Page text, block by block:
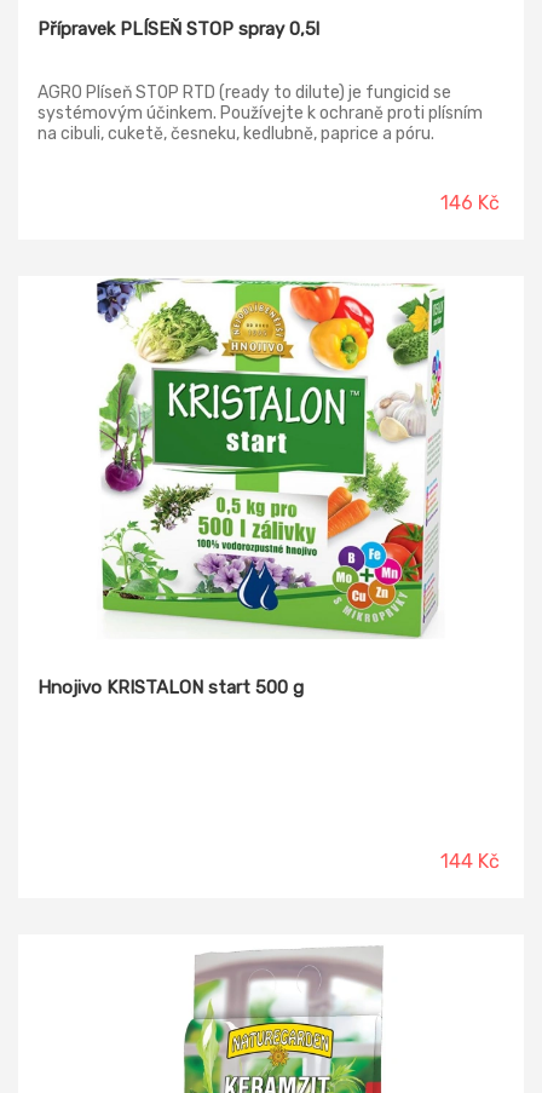
Přípravek PLÍSEŇ STOP spray 0,5l
AGRO Plíseň STOP RTD (ready to dilute) je fungicid se
systémovým účinkem. Používejte k ochraně proti plísním
na cibuli, cuketě, česneku, kedlubně, paprice a póru.
146 Kč
Hnojivo KRISTALON start 500 g
144 Kč